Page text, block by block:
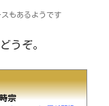
もあるようです
うぞ。
宗